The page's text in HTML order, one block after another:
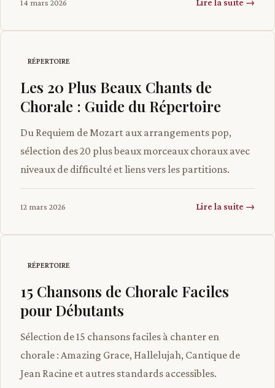
14 mars 2026 Lire la suite →
RÉPERTOIRE
Les 20 Plus Beaux Chants de
Chorale : Guide du Répertoire
Du Requiem de Mozart aux arrangements pop,
sélection des 20 plus beaux morceaux choraux avec
niveaux de difficulté et liens vers les partitions.
12 mars 2026 Lire la suite →
RÉPERTOIRE
15 Chansons de Chorale Faciles
pour Débutants
Sélection de 15 chansons faciles à chanter en
chorale : Amazing Grace, Hallelujah, Cantique de
Jean Racine et autres standards accessibles.